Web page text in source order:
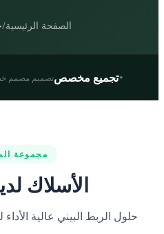
الصفحة الرئيسية/
✦تجميع مخصصتصميم مصمم
مجموعة
الأسلاك
حلول الربط البيني عالية